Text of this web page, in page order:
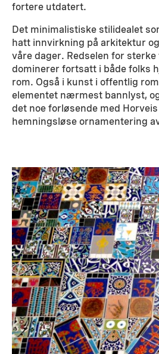
fortere utdatert.
Det minimalistiske stilidealet
hatt innvirkning på arkitektur
våre dager. Redselen for
dominerer fortsatt i både folks
rom. Også i kunst i offentlig
elementet nærmest bannlyst,
det noe forløsende med
hemningsløse ornamentering